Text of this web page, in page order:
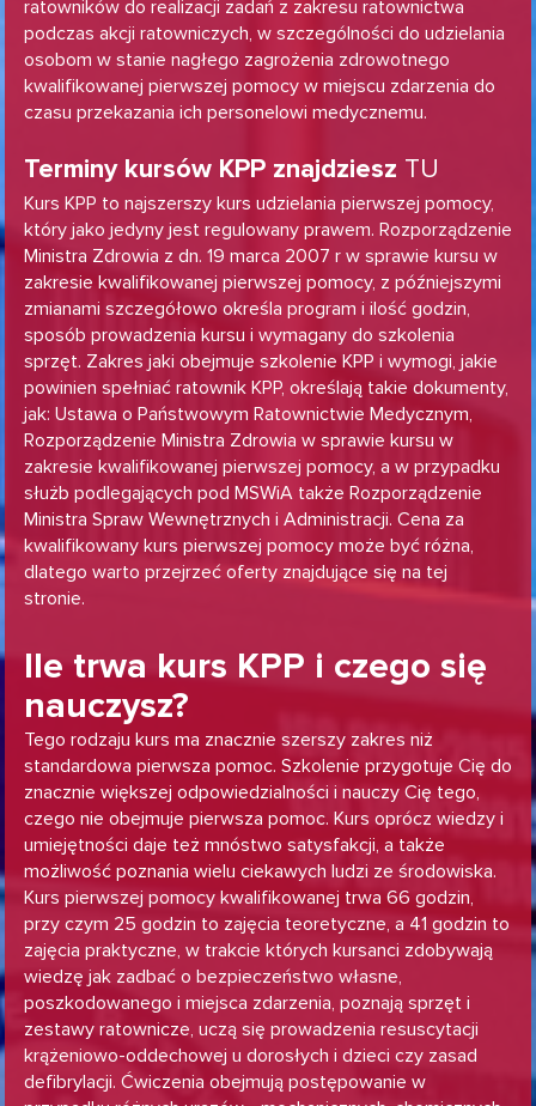
ratowników do realizacji zadań z zakresu ratownictwa
podczas akcji ratowniczych, w szczególności do udzielania
osobom w stanie nagłego zagrożenia zdrowotnego
kwalifikowanej pierwszej pomocy w miejscu zdarzenia do
czasu przekazania ich personelowi medycznemu.
Terminy kursów KPP znajdziesz TU
Kurs KPP to najszerszy kurs udzielania pierwszej pomocy,
który jako jedyny jest regulowany prawem. Rozporządzenie
Ministra Zdrowia z dn. 19 marca 2007 r w sprawie kursu w
zakresie kwalifikowanej pierwszej pomocy, z późniejszymi
zmianami szczegółowo określa program i ilość godzin,
sposób prowadzenia kursu i wymagany do szkolenia
sprzęt. Zakres jaki obejmuje szkolenie KPP i wymogi, jakie
powinien spełniać ratownik KPP, określają takie dokumenty,
jak: Ustawa o Państwowym Ratownictwie Medycznym,
Rozporządzenie Ministra Zdrowia w sprawie kursu w
zakresie kwalifikowanej pierwszej pomocy, a w przypadku
służb podlegających pod MSWiA także Rozporządzenie
Ministra Spraw Wewnętrznych i Administracji. Cena za
kwalifikowany kurs pierwszej pomocy może być różna,
dlatego warto przejrzeć oferty znajdujące się na tej
stronie.
Ile trwa kurs KPP i czego się
nauczysz?
Tego rodzaju kurs ma znacznie szerszy zakres niż
standardowa pierwsza pomoc. Szkolenie przygotuje Cię do
znacznie większej odpowiedzialności i nauczy Cię tego,
czego nie obejmuje pierwsza pomoc. Kurs oprócz wiedzy i
umiejętności daje też mnóstwo satysfakcji, a także
możliwość poznania wielu ciekawych ludzi ze środowiska.
Kurs pierwszej pomocy kwalifikowanej trwa 66 godzin,
przy czym 25 godzin to zajęcia teoretyczne, a 41 godzin to
zajęcia praktyczne, w trakcie których kursanci zdobywają
wiedzę jak zadbać o bezpieczeństwo własne,
poszkodowanego i miejsca zdarzenia, poznają sprzęt i
zestawy ratownicze, uczą się prowadzenia resuscytacji
krążeniowo-oddechowej u dorosłych i dzieci czy zasad
defibrylacji. Ćwiczenia obejmują postępowanie w